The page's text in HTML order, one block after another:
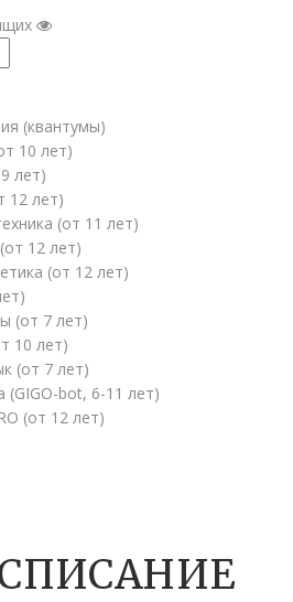
(квантумы)
10 лет)
лет)
12 лет)
(от 11 лет)
12 лет)
(от 12 лет)
(от 7 лет)
10 лет)
(от 7 лет)
(GIGO-bot, 6-11 лет)
(от 12 лет)